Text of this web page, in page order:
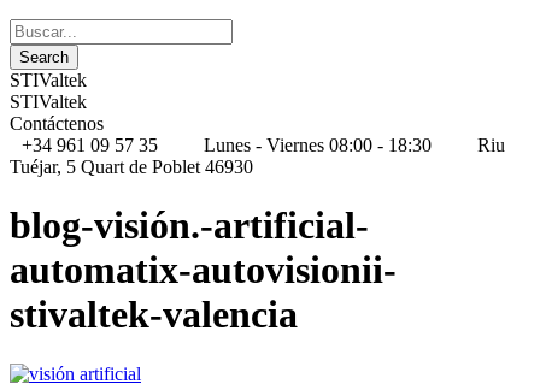
STIValtek
STIValtek
Contáctenos
+34 961 09 57 35
Lunes - Viernes 08:00 - 18:30
Riu
Tuéjar, 5 Quart de Poblet 46930
blog-visión.-artificial-
automatix-autovisionii-
stivaltek-valencia